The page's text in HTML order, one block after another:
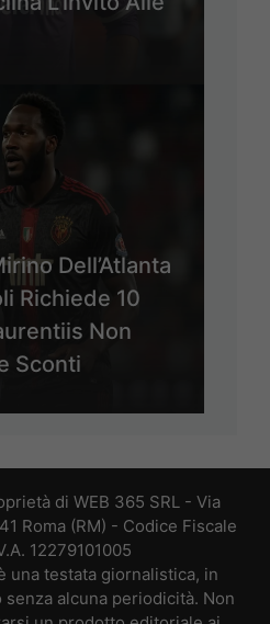
Dell’Atlanta
Richiede 10
Non
Sconti
di WEB 365 SRL - Via
Roma (RM) - Codice Fiscale
12279101005
una testata giornalistica, in
alcuna periodicità. Non